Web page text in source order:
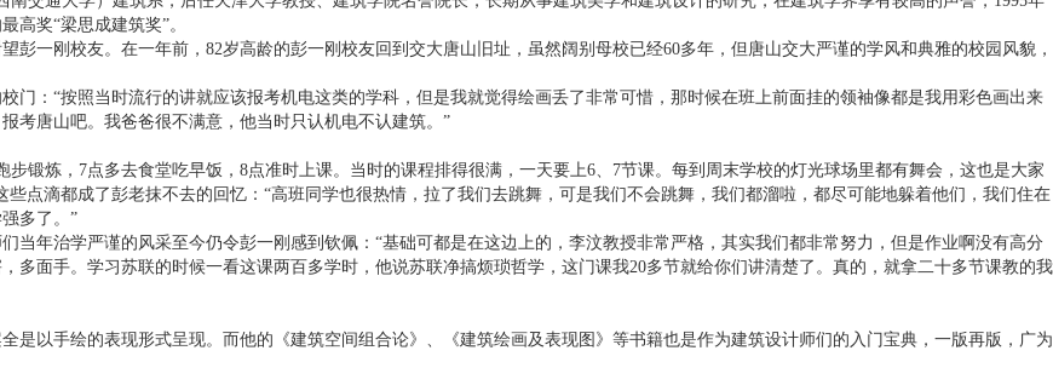
高奖“梁思成建筑奖”。
彭一刚校友。在一年前，82岁高龄的彭一刚校友回到交大唐山旧址，虽然阔别母校已经60多年，但唐山交大严谨的学风和典雅的校园风貌，
门：“按照当时流行的讲就应该报考机电这类的学科，但是我就觉得绘画丢了非常可惜，那时候在班上前面挂的领袖像都是我用彩色画出来
考唐山吧。我爸爸很不满意，他当时只认机电不认建筑。”
锻炼，7点多去食堂吃早饭，8点准时上课。当时的课程排得很满，一天要上6、7节课。每到周末学校的灯光球场里都有舞会，这也是大家
点滴都成了彭老抹不去的回忆：“高班同学也很热情，拉了我们去跳舞，可是我们不会跳舞，我们都溜啦，都尽可能地躲着他们，我们住在
多了。”
当年治学严谨的风采至今仍令彭一刚感到钦佩：“基础可都是在这边上的，李汶教授非常严格，其实我们都非常努力，但是作业啊没有高分
多面手。学习苏联的时候一看这课两百多学时，他说苏联净搞烦琐哲学，这门课我20多节就给你们讲清楚了。真的，就拿二十多节课教的我
是以手绘的表现形式呈现。而他的《建筑空间组合论》、《建筑绘画及表现图》等书籍也是作为建筑设计师们的入门宝典，一版再版，广为